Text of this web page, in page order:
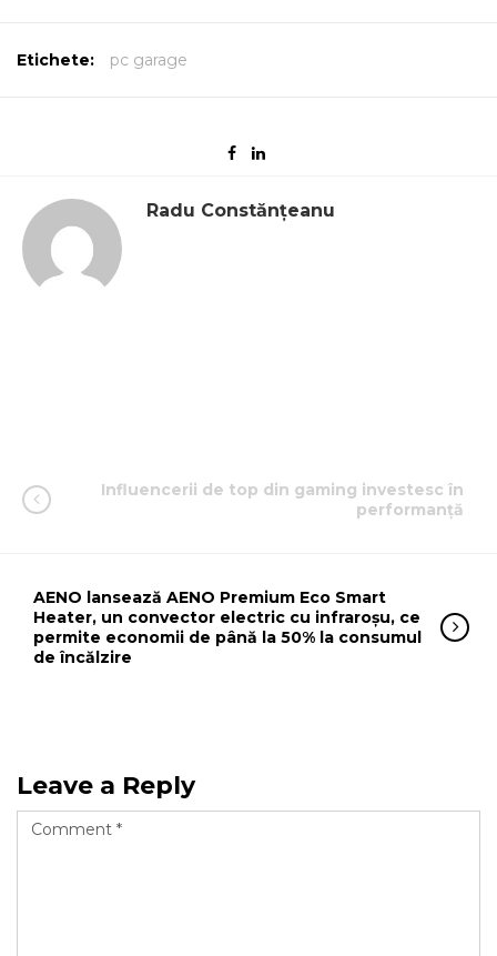
Etichete: pc garage
Radu Constănțeanu
Influencerii de top din gaming investesc în
performanță
AENO lansează AENO Premium Eco Smart
Heater, un convector electric cu infraroșu, ce
permite economii de până la 50% la consumul
de încălzire
Leave a Reply